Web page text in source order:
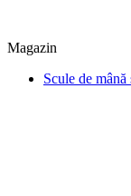
Magazin
Scule de mână